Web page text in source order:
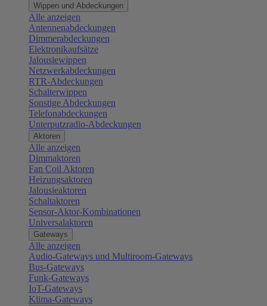
Wippen und Abdeckungen
Alle anzeigen
Antennenabdeckungen
Dimmerabdeckungen
Elektronikaufsätze
Jalousiewippen
Netzwerkabdeckungen
RTR-Abdeckungen
Schalterwippen
Sonstige Abdeckungen
Telefonabdeckungen
Unterputzradio-Abdeckungen
Aktoren
Alle anzeigen
Dimmaktoren
Fan Coil Aktoren
Heizungsaktoren
Jalousieaktoren
Schaltaktoren
Sensor-Aktor-Kombinationen
Universalaktoren
Gateways
Alle anzeigen
Audio-Gateways und Multiroom-Gateways
Bus-Gateways
Funk-Gateways
IoT-Gateways
Klima-Gateways